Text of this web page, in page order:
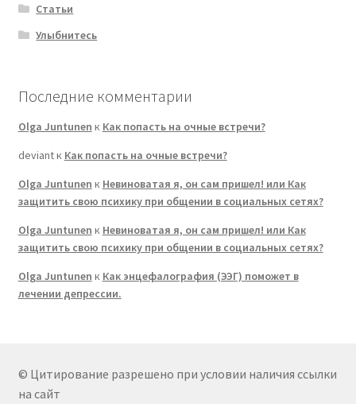
Статьи
Улыбнитесь
Последние комментарии
Olga Juntunen к Как попасть на очные встречи?
deviantк Как попасть на очные встречи?
Olga Juntunen к Невиноватая я, он сам пришел! или Как
защитить свою психику при общении в социальных сетях?
Olga Juntunen к Невиноватая я, он сам пришел! или Как
защитить свою психику при общении в социальных сетях?
Olga Juntunen к Как энцефалография (ЭЭГ) поможет в
лечении депрессии.
© Цитирование разрешено при условии наличия ссылки
на сайт